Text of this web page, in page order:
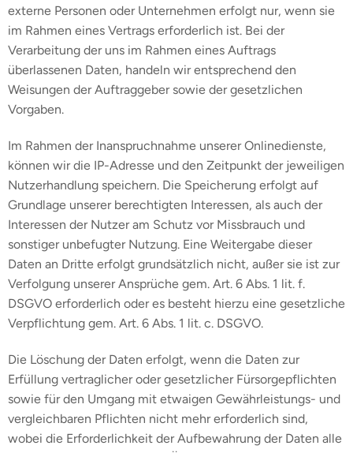
externe Personen oder Unternehmen erfolgt nur, wenn sie
im Rahmen eines Vertrags erforderlich ist. Bei der
Verarbeitung der uns im Rahmen eines Auftrags
überlassenen Daten, handeln wir entsprechend den
Weisungen der Auftraggeber sowie der gesetzlichen
Vorgaben.
Im Rahmen der Inanspruchnahme unserer Onlinedienste,
können wir die IP-Adresse und den Zeitpunkt der jeweiligen
Nutzerhandlung speichern. Die Speicherung erfolgt auf
Grundlage unserer berechtigten Interessen, als auch der
Interessen der Nutzer am Schutz vor Missbrauch und
sonstiger unbefugter Nutzung. Eine Weitergabe dieser
Daten an Dritte erfolgt grundsätzlich nicht, außer sie ist zur
Verfolgung unserer Ansprüche gem. Art. 6 Abs. 1 lit. f.
DSGVO erforderlich oder es besteht hierzu eine gesetzliche
Verpflichtung gem. Art. 6 Abs. 1 lit. c. DSGVO.
Die Löschung der Daten erfolgt, wenn die Daten zur
Erfüllung vertraglicher oder gesetzlicher Fürsorgepflichten
sowie für den Umgang mit etwaigen Gewährleistungs- und
vergleichbaren Pflichten nicht mehr erforderlich sind,
wobei die Erforderlichkeit der Aufbewahrung der Daten alle